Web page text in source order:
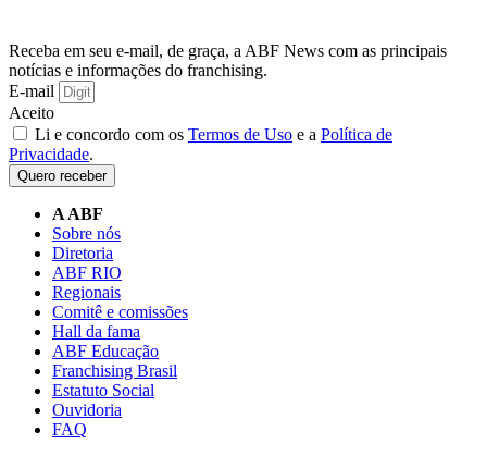
Receba em seu e-mail, de graça, a ABF News com as principais
notícias e informações do franchising.
E-mail
Aceito
Li e concordo com os Termos de Uso e a Política de
Privacidade.
Quero receber
A ABF
Sobre nós
Diretoria
ABF RIO
Regionais
Comitê e comissões
Hall da fama
ABF Educação
Franchising Brasil
Estatuto Social
Ouvidoria
FAQ